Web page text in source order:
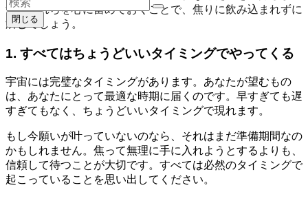
す。これらを心に留めておくことで、焦りに飲み込まれずに
済むでしょう。
1. すべてはちょうどいいタイミングでやってくる
宇宙には完璧なタイミングがあります。あなたが望むもの
は、あなたにとって最適な時期に届くのです。早すぎても遅
すぎてもなく、ちょうどいいタイミングで現れます。
もし今願いが叶っていないのなら、それはまだ準備期間なの
かもしれません。焦って無理に手に入れようとするよりも、
信頼して待つことが大切です。すべては必然のタイミングで
起こっていることを思い出してください。
閉じる